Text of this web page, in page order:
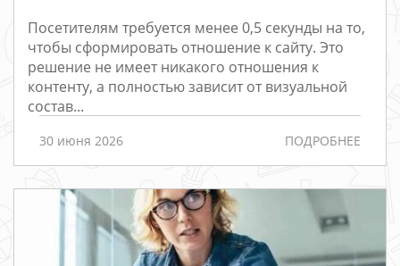
Посетителям требуется менее 0,5 секунды на то,
чтобы сформировать отношение к сайту. Это
решение не имеет никакого отношения к
контенту, а полностью зависит от визуальной
состав...
30 июня 2026 ПОДРОБНЕЕ